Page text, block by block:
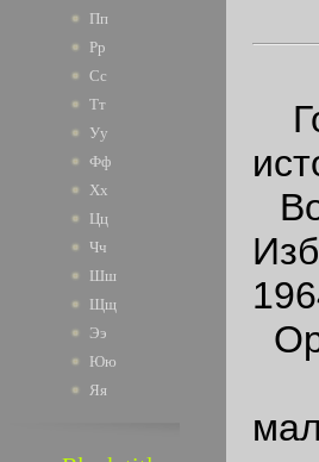
Пп
Рр
Сс
Тт
Уу
Фф
Хх
Цц
Чч
Шш
Щщ
Ээ
Юю
Яя